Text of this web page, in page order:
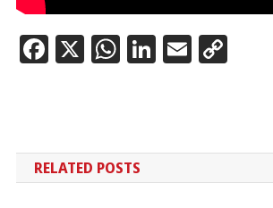
Facebook
X WhatsApp
LinkedIn
EmailCopy
RELATED POSTS